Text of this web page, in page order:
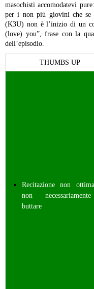
masochisti accomodatevi
per i non più giovini che se
(K3U) non è l’inizio di un
(love) you”, frase con la
dell’episodio.
THUMBS UP
Recitazione non
non
buttare